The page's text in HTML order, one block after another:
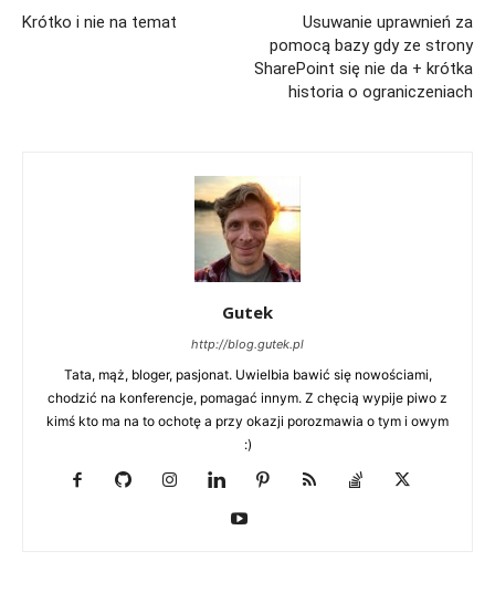
Krótko i nie na temat
Usuwanie uprawnień za
pomocą bazy gdy ze strony
SharePoint się nie da + krótka
historia o ograniczeniach
Gutek
http://blog.gutek.pl
Tata, mąż, bloger, pasjonat. Uwielbia bawić się nowościami,
chodzić na konferencje, pomagać innym. Z chęcią wypije piwo z
kimś kto ma na to ochotę a przy okazji porozmawia o tym i owym
:)